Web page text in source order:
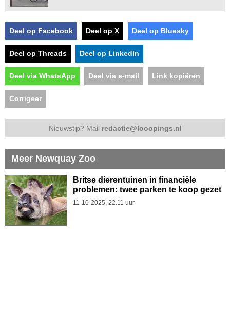
Deel op Facebook Deel op X Deel op Bluesky
Deel op Threads Deel op LinkedIn
Deel via WhatsApp Deel via e-mail Link kopiëren
Corrigeer
Nieuwstip? Mail redactie@looopings.nl
Meer Newquay Zoo
Britse dierentuinen in financiële
problemen: twee parken te koop gezet
11-10-2025, 22.11 uur